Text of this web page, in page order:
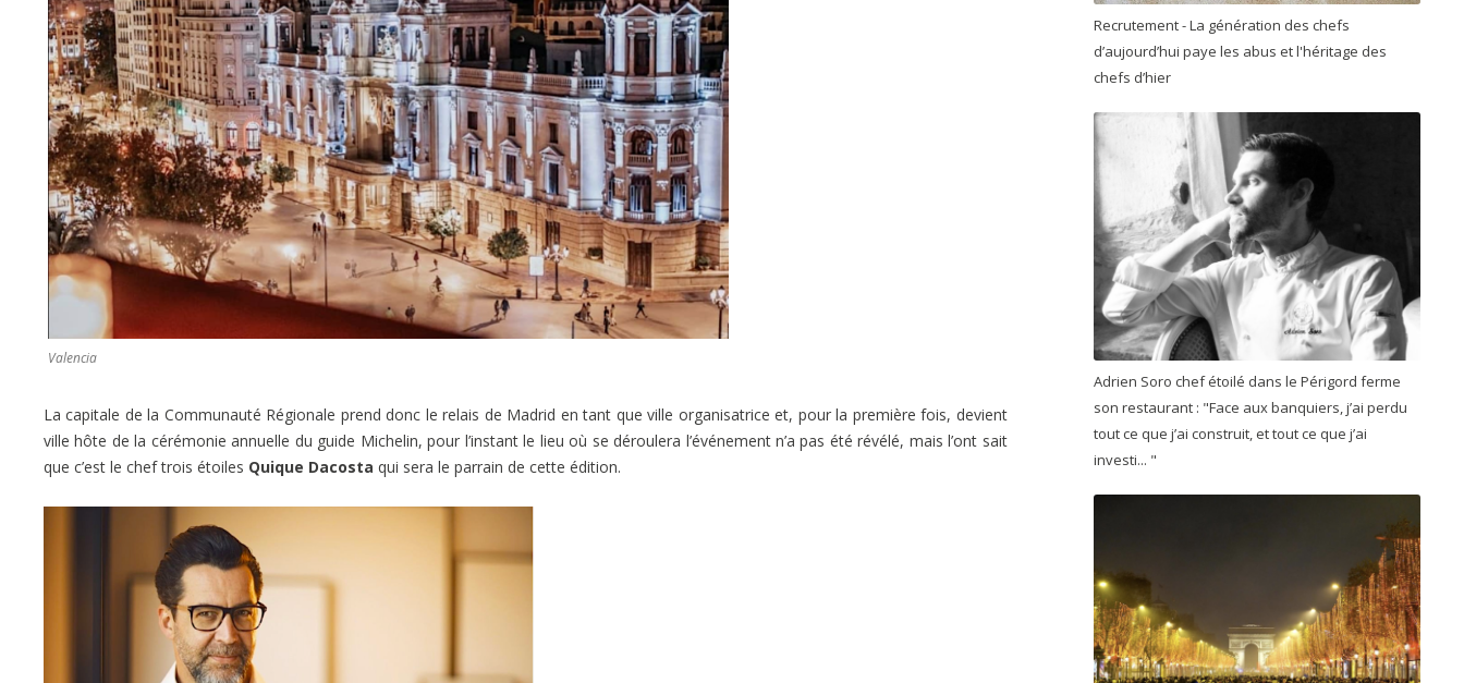
Valencia
La capitale de la Communauté Régionale prend donc le relais de Madrid en tant que ville organisatrice et, pour la première fois, devient
ville hôte de la cérémonie annuelle du guide Michelin, pour l’instant le lieu où se déroulera l’événement n’a pas été révélé, mais l’ont sait
que c’est le chef trois étoiles Quique Dacosta qui sera le parrain de cette édition.
Recrutement - La génération des chefs
d’aujourd’hui paye les abus et l'héritage des
chefs d’hier
Adrien Soro chef étoilé dans le Périgord ferme
son restaurant : "Face aux banquiers, j’ai perdu
tout ce que j’ai construit, et tout ce que j’ai
investi... "